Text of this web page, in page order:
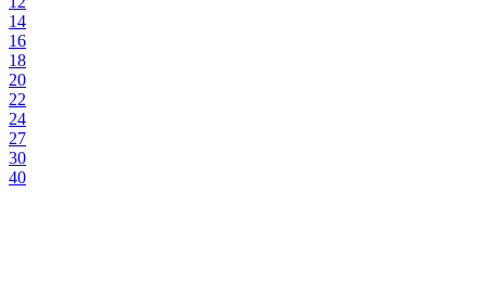
14
16
18
20
22
24
27
30
40